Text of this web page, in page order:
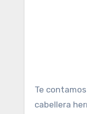
Te
cabellera